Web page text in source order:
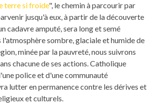
terre si froide", le chemin à parcourir par
jusqu'à eux, à partir de la découverte
cadavre amputé, sera long et semé
l'atmosphère sombre, glaciale et humide de
minée par la pauvreté, nous suivrons
chacune de ses actions. Catholique
police et d'une communauté
lutter en permanence contre les dérives et
et culturels.